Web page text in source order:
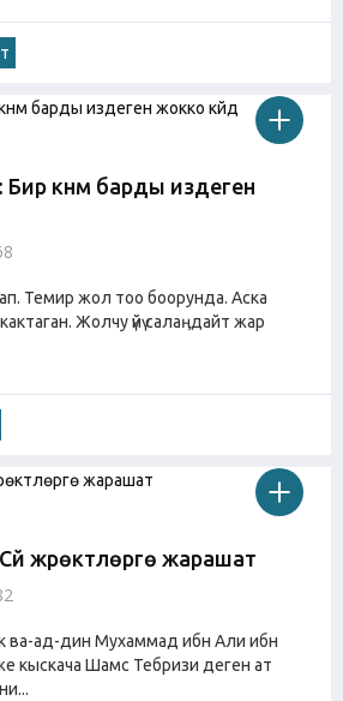
күнүм барды издеген
Темир жол тоо боорунда. Аска
Жолчу үйү салаӊдайт жар
жүрөктүүлөргө жарашат
ва-ад-дин Мухаммад ибн Али ибн
кыскача Шамс Тебризи деген ат